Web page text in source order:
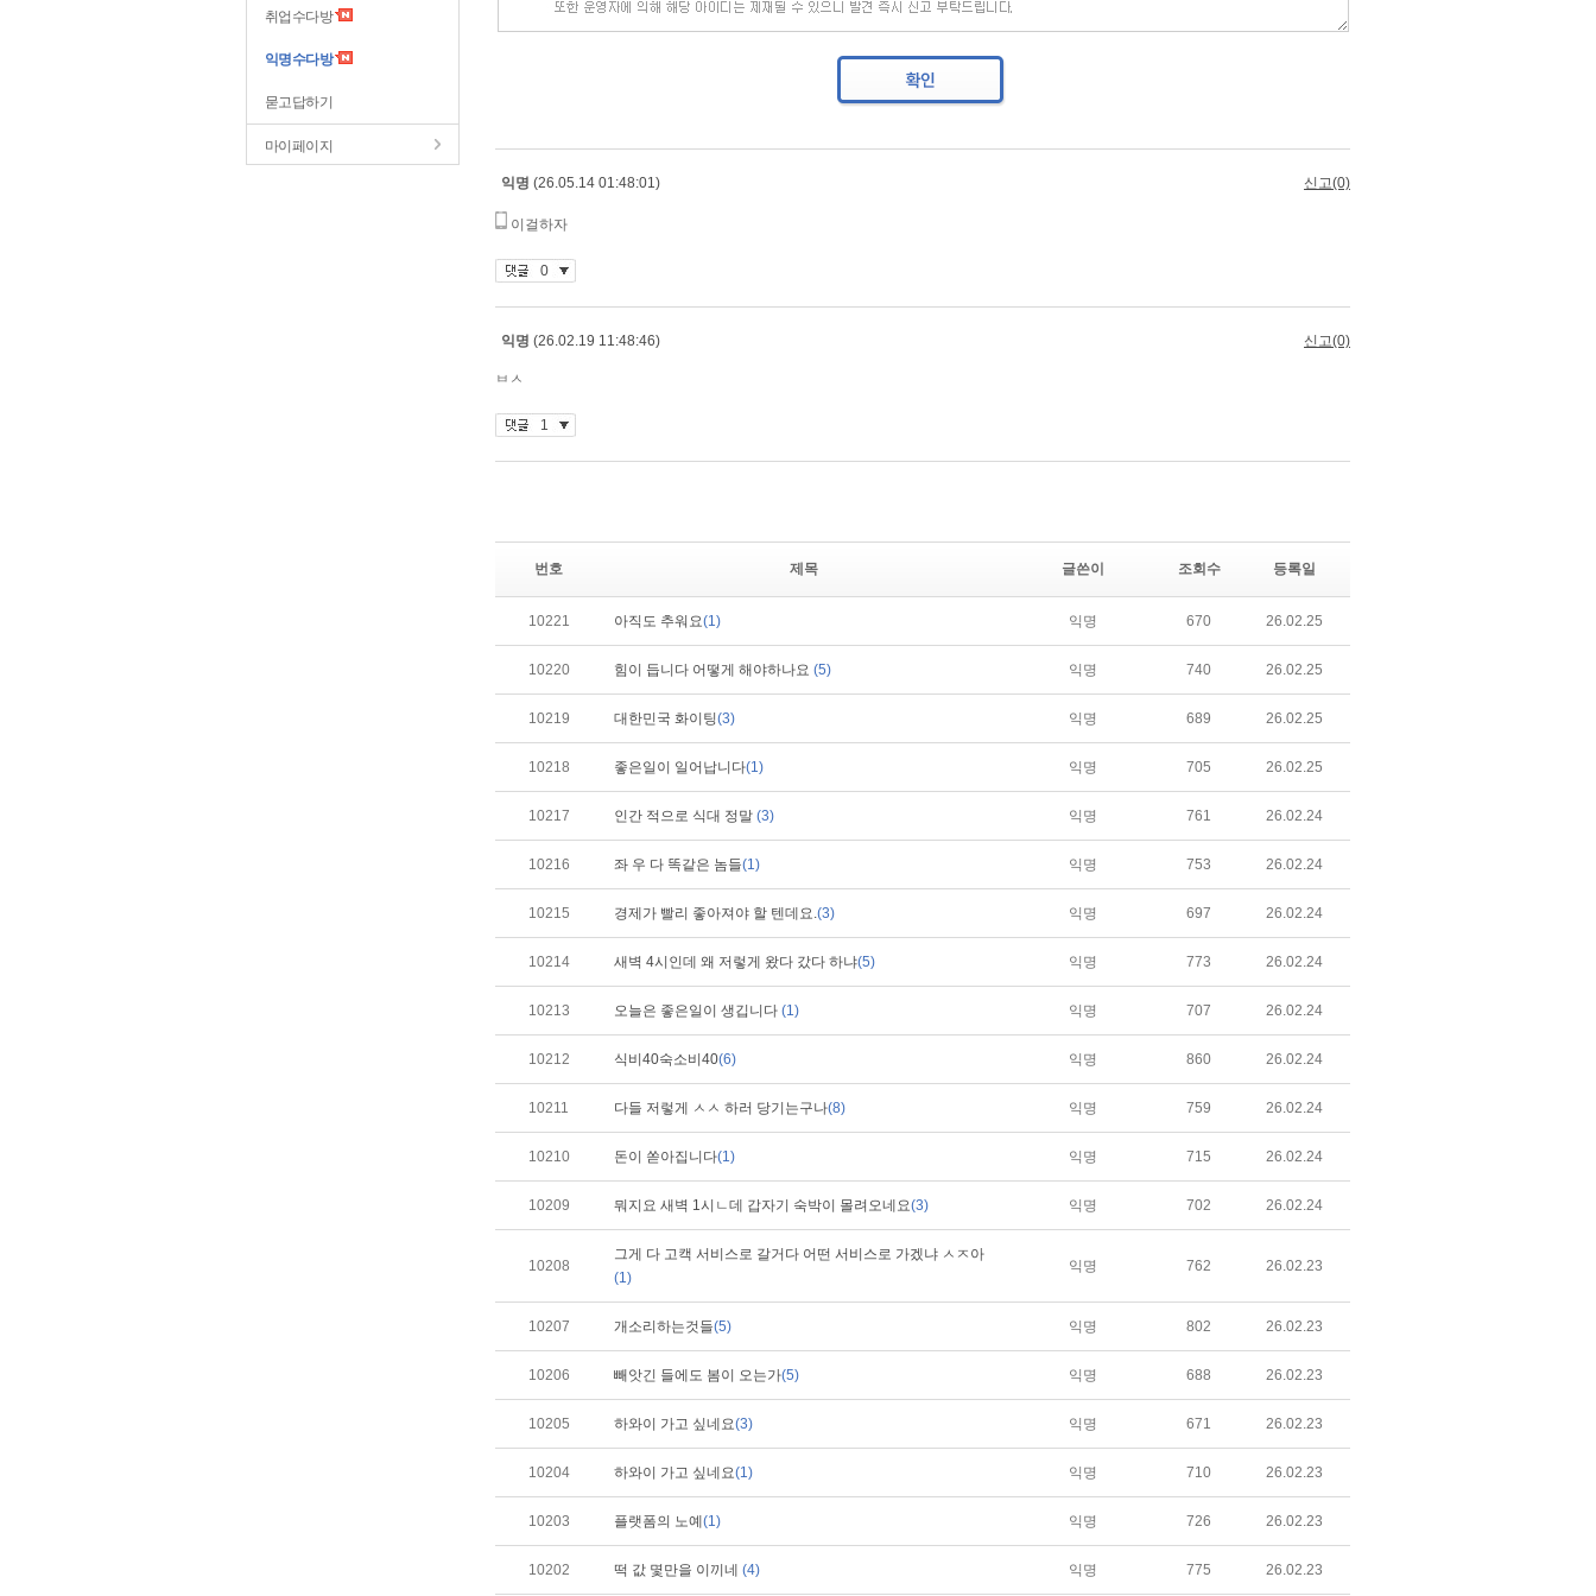
취업수다방
익명수다방
묻고답하기
마이페이지
번호 제목 글쓴이 조회수 등록일
10221 아직도 추워요(1) 익명 670 26.02.25
10220 힘이 듭니다 어떻게 해야하나요 (5) 익명 740 26.02.25
10219 대한민국 화이팅(3) 익명 689 26.02.25
10218 좋은일이 일어납니다(1) 익명 705 26.02.25
10217 인간 적으로 식대 정말 (3) 익명 761 26.02.24
10216 좌 우 다 똑같은 놈들(1) 익명 753 26.02.24
10215 경제가 빨리 좋아져야 할 텐데요.(3) 익명 697 26.02.24
10214 새벽 4시인데 왜 저렇게 왔다 갔다 하냐(5) 익명 773 26.02.24
10213 오늘은 좋은일이 생깁니다 (1) 익명 707 26.02.24
10212 식비40숙소비40(6) 익명 860 26.02.24
10211 다들 저렇게 ㅅㅅ 하러 당기는구나(8) 익명 759 26.02.24
10210 돈이 쏟아집니다(1) 익명 715 26.02.24
10209 뭐지요 새벽 1시ㄴ데 갑자기 숙박이 몰려오네요(3) 익명 702 26.02.24
10208
그게 다 고캑 서비스로 갈거다 어떤 서비스로 가겠냐 ㅅㅈ아
(1)
익명 762 26.02.23
10207 개소리하는것들(5) 익명 802 26.02.23
10206 빼앗긴 들에도 봄이 오는가(5) 익명 688 26.02.23
10205 하와이 가고 싶네요(3) 익명 671 26.02.23
10204 하와이 가고 싶네요(1) 익명 710 26.02.23
10203 플랫폼의 노예 (1) 익명 726 26.02.23
10202 떡 값 몇만을 이끼네 (4) 익명 775 26.02.23